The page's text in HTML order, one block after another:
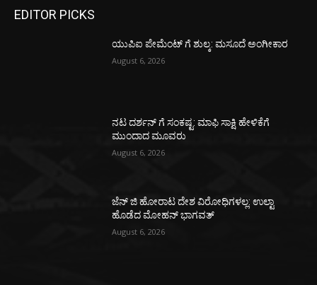
EDITOR PICKS
ಯುಪಿಐ ಪೇಮೆಂಟ್ ಗೆ ಶುಲ್ಕ: ಮಸೂದೆ ಅಂಗೀಕಾರ
August 6, 2026
ನಟ ದರ್ಶನ್ ಗೆ ಸಂಕಷ್ಟ: ಮಾಫಿ ಸಾಕ್ಷಿ ಹೇಳಿಕೆಗೆ
ಮುಂದಾದ ಮೂವರು
August 6, 2026
ಜೆನ್ ಜಿ ಹೋರಾಟ ದೇಶ ವಿರೋಧಿಗಳಲ್ಲ: ಉಲ್ಟಾ
ಹೊಡೆದ ಮೋಹನ್ ಭಾಗವತ್
August 6, 2026